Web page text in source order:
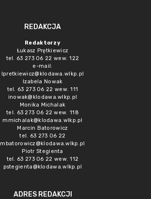
REDAKCJA
Redaktorzy
Łukasz Prętkiewicz
tel. 63 273 06 22 wew. 122
e-mail:
lpretkiewicz@klodawa.wlkp.pl
Izabela Nowak
tel. 63 273 06 22 wew. 111
inowak@klodawa.wlkp.pl
Monika Michalak
tel. 63 273 06 22 wew. 118
mmichalak@klodawa.wlkp.pl
Marcin Batorowicz
tel. 63 273 06 22
mbatorowicz@klodawa.wlkp.pl
Piotr Stegienta
tel. 63 273 06 22 wew. 112
pstegienta@klodawa.wlkp.pl
ADRES REDAKCJI